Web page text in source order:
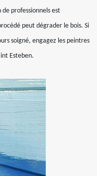
professionnels est
peut dégrader le bois. Si
soigné, engagez les peintres
Esteben.